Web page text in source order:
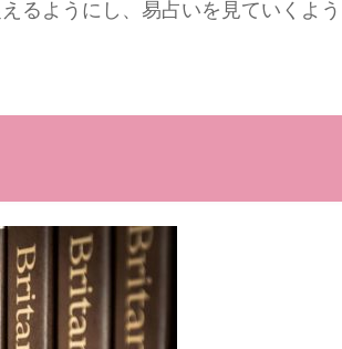
るようにし、易占いを見ていくよう